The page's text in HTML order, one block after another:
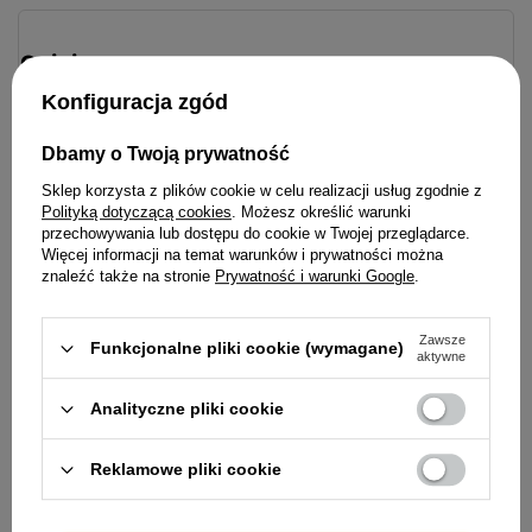
30% warzyw, owoców i ziół
10% tłuszczów, olejów i podrobów
BEZ mięsa i tłuszczu z kurczaka
BEZ zbóż i ziemniaków
SKŁAD
Świeża ryba (34%), świeży indyk (26%), groch
żółty, tłuszcz wołowy (5%), hydrolizowana
wątroba (3%), ciecierzyca (3%), dynia (3%),
soczewica czerwona, suszona pulpa jabłkowa
(2,2%), olej z łososia (2%), siemię lniane, skorupki
Opinie
Idealne uzupełnienie dla Twojego
czworonoga
Carnilove True
sucha dla
kaczką 1,5 kg
56,99 zł
37,99 zł / kg
Konfiguracja zgód
Dbamy o Twoją prywatność
Sklep korzysta z plików cookie w celu realizacji usług zgodnie z
Polityką dotyczącą cookies. Możesz określić warunki
przechowywania lub dostępu do cookie w Twojej przeglądarce.
Więcej informacji na temat warunków i prywatności można
znaleźć także na stronie Prywatność i warunki Google.
Funkcjonalne pliki cookie (wymagane)
Zawsze
aktywne
Analityczne pliki cookie
Reklamowe pliki cookie